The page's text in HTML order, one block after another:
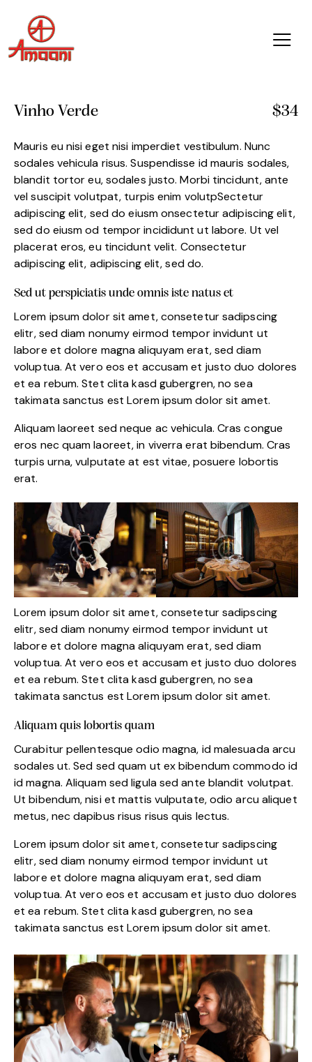
Vinho Verde $34
Mauris eu nisi eget nisi imperdiet vestibulum. Nunc
sodales vehicula risus. Suspendisse id mauris sodales,
blandit tortor eu, sodales justo. Morbi tincidunt, ante
vel suscipit volutpat, turpis enim volutpSectetur
adipiscing elit, sed do eiusm onsectetur adipiscing elit,
sed do eiusm od tempor incididunt ut labore. Ut vel
placerat eros, eu tincidunt velit. Consectetur
adipiscing elit, adipiscing elit, sed do.
Sed ut perspiciatis unde omnis iste natus et
Lorem ipsum dolor sit amet, consetetur sadipscing
elitr, sed diam nonumy eirmod tempor invidunt ut
labore et dolore magna aliquyam erat, sed diam
voluptua. At vero eos et accusam et justo duo dolores
et ea rebum. Stet clita kasd gubergren, no sea
takimata sanctus est Lorem ipsum dolor sit amet.
Aliquam laoreet sed neque ac vehicula. Cras congue
eros nec quam laoreet, in viverra erat bibendum. Cras
turpis urna, vulputate at est vitae, posuere lobortis
erat.
Lorem ipsum dolor sit amet, consetetur sadipscing
elitr, sed diam nonumy eirmod tempor invidunt ut
labore et dolore magna aliquyam erat, sed diam
voluptua. At vero eos et accusam et justo duo dolores
et ea rebum. Stet clita kasd gubergren, no sea
takimata sanctus est Lorem ipsum dolor sit amet.
Aliquam quis lobortis quam
Curabitur pellentesque odio magna, id malesuada arcu
sodales ut. Sed sed quam ut ex bibendum commodo id
id magna. Aliquam sed ligula sed ante blandit volutpat.
Ut bibendum, nisi et mattis vulputate, odio arcu aliquet
metus, nec dapibus risus risus quis lectus.
Lorem ipsum dolor sit amet, consetetur sadipscing
elitr, sed diam nonumy eirmod tempor invidunt ut
labore et dolore magna aliquyam erat, sed diam
voluptua. At vero eos et accusam et justo duo dolores
et ea rebum. Stet clita kasd gubergren, no sea
takimata sanctus est Lorem ipsum dolor sit amet.